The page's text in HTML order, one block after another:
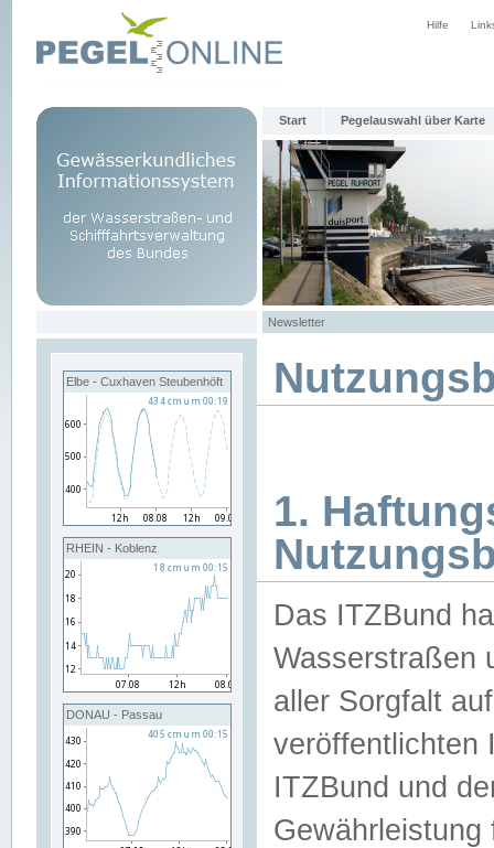
Hilfe
Start Pegelauswahl über Karte
Newsletter
Elbe - Cuxhaven Steubenhöft
RHEIN - Koblenz
DONAU - Passau
1.
Das ITZBund
Wasserstraßen
aller Sorgfalt
veröffentlichten
ITZBund und